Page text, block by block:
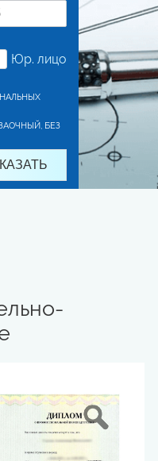
Юр. лицо
БЕЗ